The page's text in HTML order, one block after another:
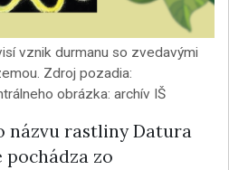
vznik durmanu so zvedavými
Zdroj pozadia:
obrázka: archív IŠ
názvu rastliny Datura
zo